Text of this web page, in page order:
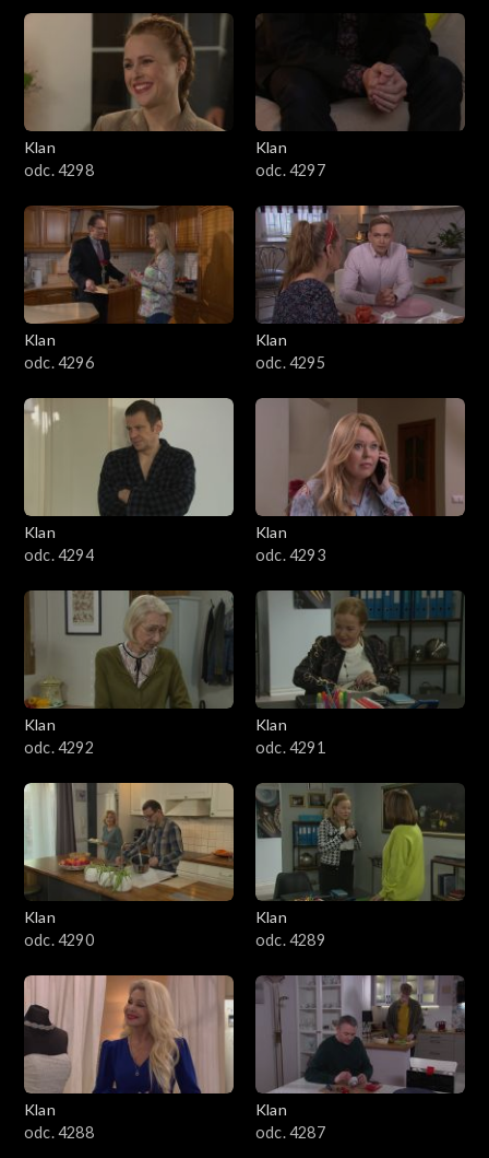
4201–4300
4101–4200
3901–4000
3801–3900
3701–3800
3601–3700
3501–3600
3401–3500
3201–3300
3101–3200
3001–3100
2901–3000
2801–2900
2701–2800
2501–2600
2401–2500
2301–2400
Klan
odc. 4298
Klan
odc. 4297
Klan
odc. 4296
Klan
odc. 4295
Klan
odc. 4294
Klan
odc. 4293
Klan
odc. 4292
Klan
odc. 4291
Klan
odc. 4290
Klan
odc. 4289
Klan
odc. 4288
Klan
odc. 4287